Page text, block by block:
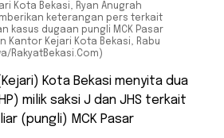
Kota Bekasi, Ryan Anugrah
keterangan pers terkait
kasus dugaan pungli MCK Pasar
Kantor Kejari Kota Bekasi, Rabu
RakyatBekasi.Com)
Kota Bekasi menyita dua
milik saksi J dan JHS terkait
(pungli) MCK Pasar